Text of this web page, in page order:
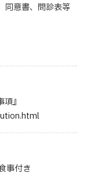
意書、問診表等
』
事付き